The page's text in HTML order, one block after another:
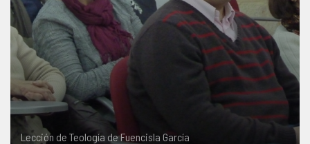
Lección de Teología de Fuencisla García